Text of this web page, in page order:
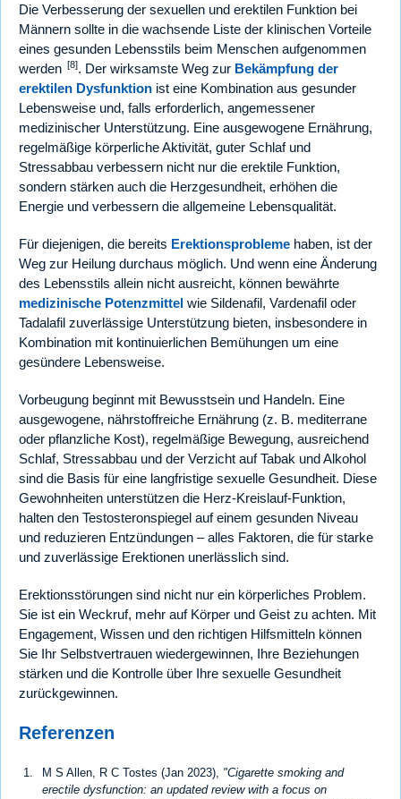
Die Verbesserung der sexuellen und erektilen Funktion bei
Männern sollte in die wachsende Liste der klinischen Vorteile
eines gesunden Lebensstils beim Menschen aufgenommen
werden [8]. Der wirksamste Weg zur Bekämpfung der
erektilen Dysfunktion ist eine Kombination aus gesunder
Lebensweise und, falls erforderlich, angemessener
medizinischer Unterstützung. Eine ausgewogene Ernährung,
regelmäßige körperliche Aktivität, guter Schlaf und
Stressabbau verbessern nicht nur die erektile Funktion,
sondern stärken auch die Herzgesundheit, erhöhen die
Energie und verbessern die allgemeine Lebensqualität.
Für diejenigen, die bereits Erektionsprobleme haben, ist der
Weg zur Heilung durchaus möglich. Und wenn eine Änderung
des Lebensstils allein nicht ausreicht, können bewährte
medizinische Potenzmittel wie Sildenafil, Vardenafil oder
Tadalafil zuverlässige Unterstützung bieten, insbesondere in
Kombination mit kontinuierlichen Bemühungen um eine
gesündere Lebensweise.
Vorbeugung beginnt mit Bewusstsein und Handeln. Eine
ausgewogene, nährstoffreiche Ernährung (z. B. mediterrane
oder pflanzliche Kost), regelmäßige Bewegung, ausreichend
Schlaf, Stressabbau und der Verzicht auf Tabak und Alkohol
sind die Basis für eine langfristige sexuelle Gesundheit. Diese
Gewohnheiten unterstützen die Herz-Kreislauf-Funktion,
halten den Testosteronspiegel auf einem gesunden Niveau
und reduzieren Entzündungen – alles Faktoren, die für starke
und zuverlässige Erektionen unerlässlich sind.
Erektionsstörungen sind nicht nur ein körperliches Problem.
Sie ist ein Weckruf, mehr auf Körper und Geist zu achten. Mit
Engagement, Wissen und den richtigen Hilfsmitteln können
Sie Ihr Selbstvertrauen wiedergewinnen, Ihre Beziehungen
stärken und die Kontrolle über Ihre sexuelle Gesundheit
zurückgewinnen.
Referenzen
M S Allen, R C Tostes (Jan 2023), "Cigarette smoking and
erectile dysfunction: an updated review with a focus on